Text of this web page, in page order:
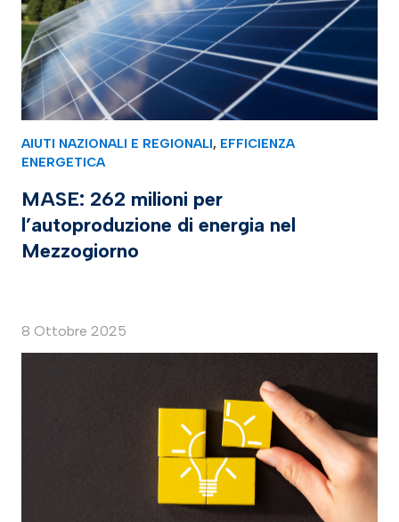
AIUTI NAZIONALI E REGIONALI, EFFICIENZA
ENERGETICA
MASE: 262 milioni per
l’autoproduzione di energia nel
Mezzogiorno
8 Ottobre 2025